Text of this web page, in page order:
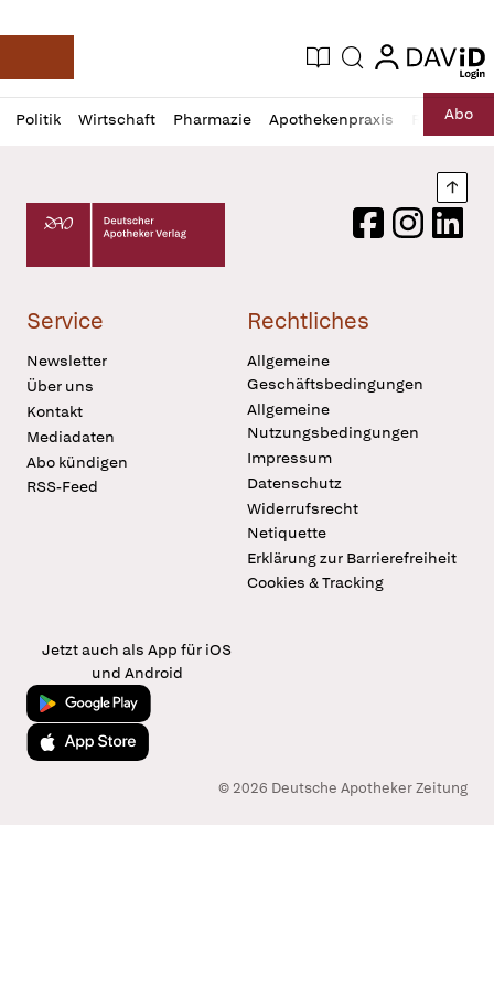
Deutsche Apotheker Zeitung
Aktuelle Ausgabe
Suche login
login
Politik Wirtschaft Pharmazie Apothekenpraxis RechtAbo
Profil
öffnen
Daz
Pur
Deutscher Apotheker Verlag Logo
FacebookInstagram
Service
Newsletter
Über uns
Kontakt
Mediadaten
Abo kündigen
RSS-Feed
Rechtliches
Allgemeine
Geschäftsbedingungen
Allgemeine
Nutzungsbedingungen
Impressum
Datenschutz
Widerrufsrecht
Netiquette
Erklärung zur Barrierefreiheit
Cookies & Tracking
Jetzt auch als App für iOS
und Android
Jetzt bei Google Play
Laden im App Store
© 2026 Deutsche Apotheker Zeitung